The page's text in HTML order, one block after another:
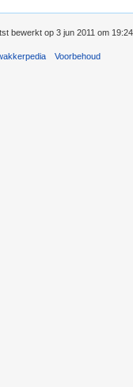
bewerkt op 3 jun 2011 om
Voorbehoud